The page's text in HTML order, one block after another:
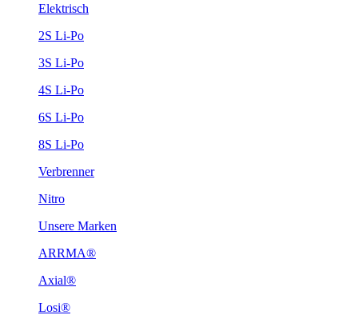
Elektrisch
2S Li-Po
3S Li-Po
4S Li-Po
6S Li-Po
8S Li-Po
Verbrenner
Nitro
Unsere Marken
ARRMA®
Axial®
Losi®